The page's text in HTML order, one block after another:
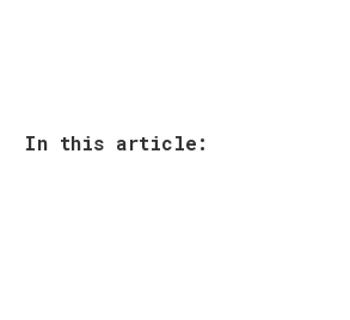
In this article: